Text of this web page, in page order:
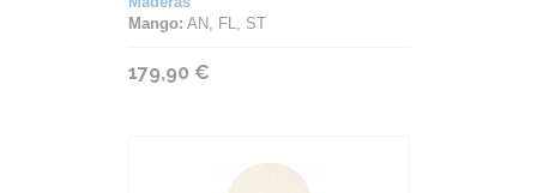
Mango: AN, FL, ST
179,90 €